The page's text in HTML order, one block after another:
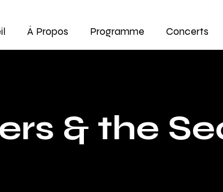
À Propos Programme Concerts
& the